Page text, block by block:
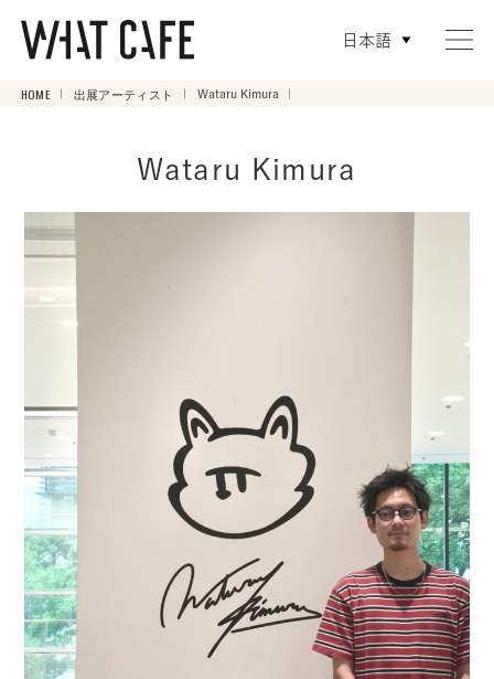
日本語
HOME 出展アーティスト Wataru Kimura
Wataru Kimura